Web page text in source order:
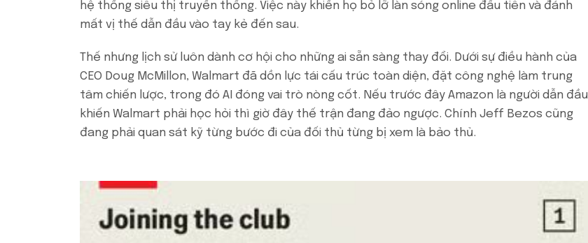
hệ thống siêu thị truyền thống. Việc này khiến họ bỏ lỡ làn sóng online đầu tiên và đánh
mất vị thế dẫn đầu vào tay kẻ đến sau.
Thế nhưng lịch sử luôn dành cơ hội cho những ai sẵn sàng thay đổi. Dưới sự điều hành của
CEO Doug McMillon, Walmart đã dồn lực tái cấu trúc toàn diện, đặt công nghệ làm trung
tâm chiến lược, trong đó AI đóng vai trò nòng cốt. Nếu trước đây Amazon là người dẫn đầu
khiến Walmart phải học hỏi thì giờ đây thế trận đang đảo ngược. Chính Jeff Bezos cũng
đang phải quan sát kỹ từng bước đi của đối thủ từng bị xem là bảo thủ.